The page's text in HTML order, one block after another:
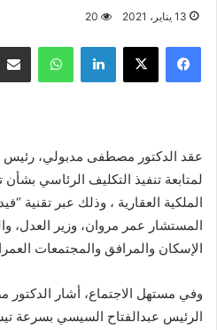
13 يناير، 2021 20
فيسبوك X لينكدإن واتساب
عقد الدكتور مصطفى مدبولي، رئيس
لمتابعة تنفيذ التكليف الرئاسي
الملكية العقارية ، وذلك عبر تقنية
المستشار عمر مروان، وزير العدل،
الإسكان والمرافق والمجتمعات
وفي مستهل الاجتماع، أشار
الرئيس عبدالفتاح السيسي بسرعة